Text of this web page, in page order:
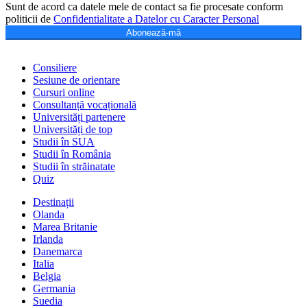
Sunt de acord ca datele mele de contact sa fie procesate conform
politicii de Confidentialitate a Datelor cu Caracter Personal
Abonează-mă
Consiliere
Sesiune de orientare
Cursuri online
Consultanță vocațională
Universități partenere
Universități de top
Studii în SUA
Studii în România
Studii în străinatate
Quiz
Destinații
Olanda
Marea Britanie
Irlanda
Danemarca
Italia
Belgia
Germania
Suedia